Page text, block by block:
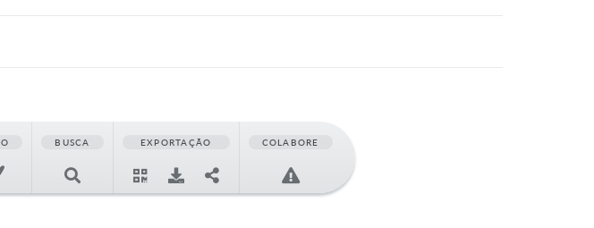
BUSCA EXPORTAÇÃO COLABORE